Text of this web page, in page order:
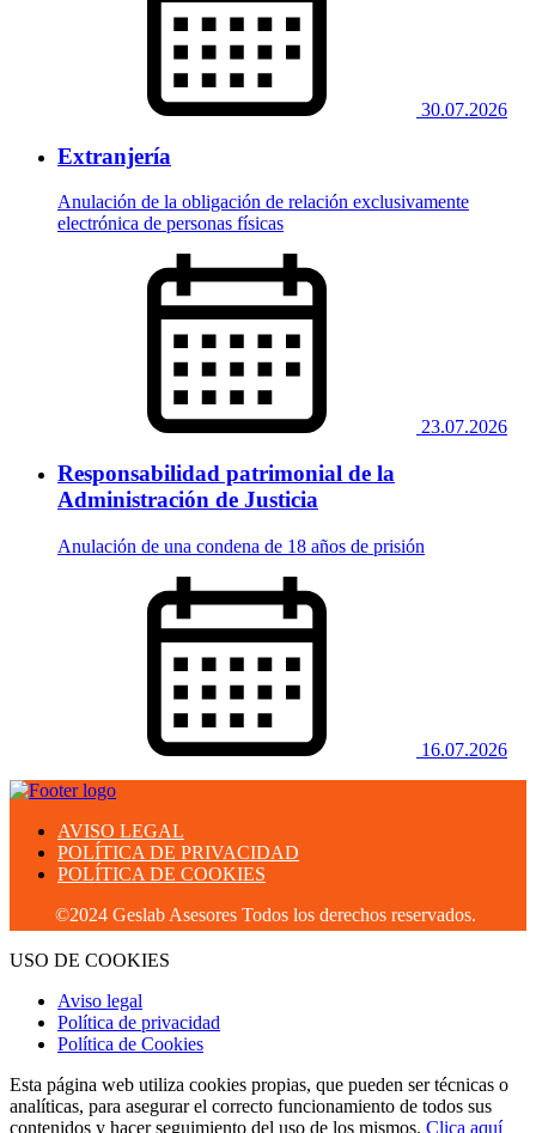
30.07.2026
Extranjería
Anulación de la obligación de relación exclusivamente
electrónica de personas físicas
23.07.2026
Responsabilidad patrimonial de la
Administración de Justicia
Anulación de una condena de 18 años de prisión
16.07.2026
AVISO LEGAL
POLÍTICA DE PRIVACIDAD
POLÍTICA DE COOKIES
©2024 Geslab Asesores Todos los derechos reservados.
USO DE COOKIES
Aviso legal
Política de privacidad
Política de Cookies
Esta página web utiliza cookies propias, que pueden ser técnicas o
analíticas, para asegurar el correcto funcionamiento de todos sus
contenidos y hacer seguimiento del uso de los mismos. Clica aquí